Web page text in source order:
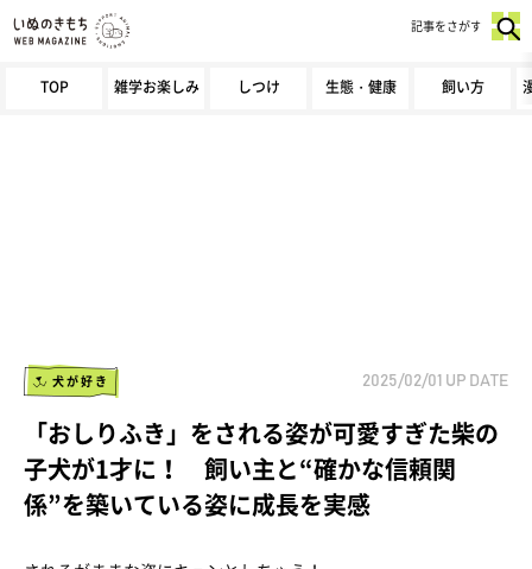
TOP 雑学お楽しみ しつけ 生態・健康 飼い方
記事をさがす
犬が好き 2025/02/01 UP DATE
「おしりふき」をされる姿が可愛すぎた柴の
子犬が1才に！ 飼い主と“確かな信頼関
係”を築いている姿に成長を実感